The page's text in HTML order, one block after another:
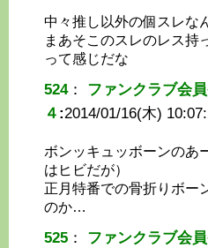
中々推し以外の個スレな
まあそこのスレのレス持
って感じだな
524： ファンクラブ会
４ :2014/01/16(木)
ボンッキュッボーンのあ
はヒビだが）
正月特番での骨折りボー
のか…
525 ： ファンクラブ会